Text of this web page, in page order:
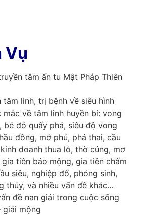
Vụ
tâm ấn tu Mật Pháp Thiên
linh, trị bệnh về siêu hình
về tâm linh huyền bí: vong
bé đỏ quấy phá, siêu độ vong
đồng, mở phủ, phá thai, cầu
doanh thua lỗ, thờ cúng, mơ
tiên báo mộng, gia tiên chấm
siêu, nghiệp đổ, phóng sinh,
thủy, và nhiều vấn đề khác…
đề nan giải trong cuộc sống
mộng